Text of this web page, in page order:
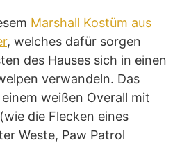
Marshall Kostüm aus
, welches dafür sorgen
des Hauses sich in einen
verwandeln. Das
weißen Overall mit
die Flecken eines
Weste, Paw Patrol